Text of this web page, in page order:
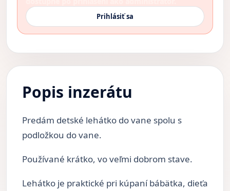
Prihlásiť sa
Popis inzerátu
Predám detské lehátko do vane spolu s
podložkou do vane.
Používané krátko, vo veľmi dobrom stave.
Lehátko je praktické pri kúpaní bábätka, dieťa